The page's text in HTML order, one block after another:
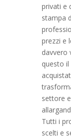
privati e
stampa
prezzi e
davvero
questo
settore
Tutti i
scelti e